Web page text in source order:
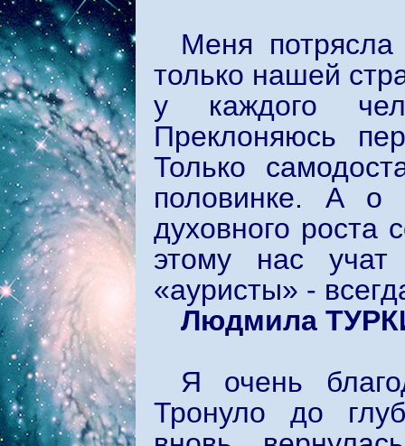
Меня
только нашей
у каждого
Преклоняюсь
Только
половинке. А о
духовного роста
этому нас
«ауристы» -
Людмила
Я очень
Тронуло до